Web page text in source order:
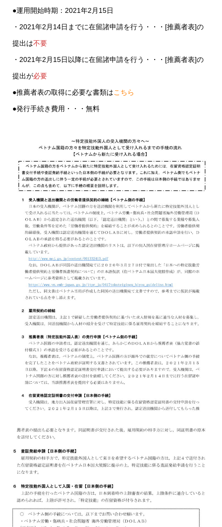
●運用開始時期：2021年2月15日
・2021年2月14日までに在留諸申請を行う・・・[推薦者表]の
提出は不要
・2021年2月15日以降に在留諸申請を行う・・・[推薦者表]の
提出が必要
●推薦者表の取得に必要な書類はこちら
●発行手続き費用・・・無料